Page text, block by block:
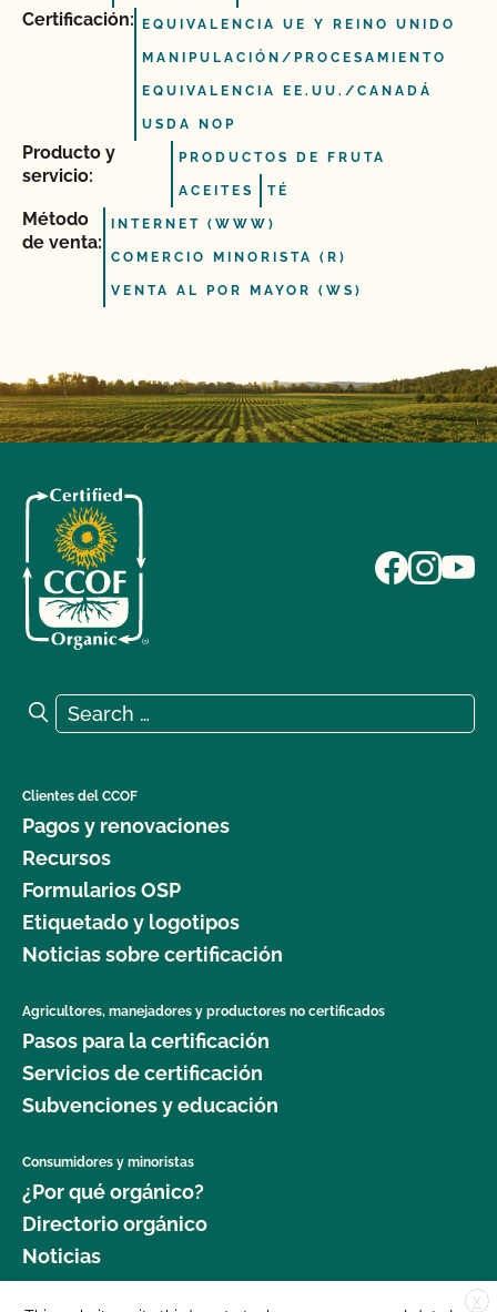
Certificación: EQUIVALENCIA UE Y REINO UNIDO
MANIPULACIÓN/PROCESAMIENTO
EQUIVALENCIA EE.UU./CANADÁ
USDA NOP
Producto y
servicio:
PRODUCTOS DE FRUTA
ACEITES TÉ
Método
de venta:
INTERNET (WWW)
COMERCIO MINORISTA (R)
VENTA AL POR MAYOR (WS)
Search for:
Search
Clientes del CCOF
Pagos y renovaciones
Recursos
Formularios OSP
Etiquetado y logotipos
Noticias sobre certificación
Agricultores, manejadores y productores no certificados
Pasos para la certificación
Servicios de certificación
Subvenciones y educación
Consumidores y minoristas
¿Por qué orgánico?
Directorio orgánico
Noticias
X